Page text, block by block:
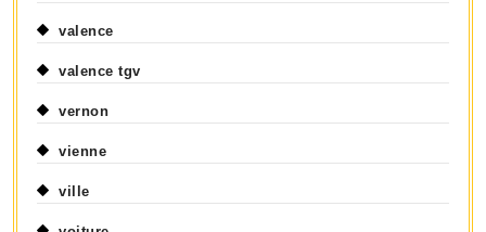
valence
valence tgv
vernon
vienne
ville